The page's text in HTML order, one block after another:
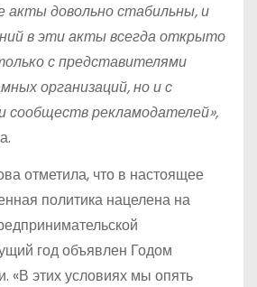
довольно стабильны, и
в эти акты всегда открыто
с представителями
организаций, но и с
сообществ рекламодателей»,
отметила, что в настоящее
политика нацелена на
год объявлен Годом
«В этих условиях мы опять